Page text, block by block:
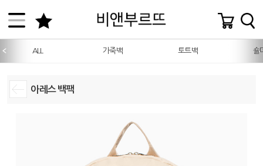
ALL 가죽백 토트백 숄
아레스 백팩